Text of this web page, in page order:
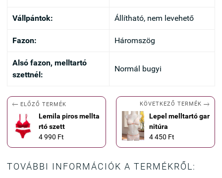
Vállpántok: Állítható, nem levehető
Fazon: Háromszög
Alsó fazon, melltartó
szettnél:
Normál bugyi
 ELŐZŐ TERMÉK
Lemila piros mellta
rtó szett
4 990 Ft
KÖVETKEZŐ TERMÉK 
Lepel melltartó gar
nitúra
4 450 Ft
TOVÁBBI INFORMÁCIÓK A TERMÉKRŐL: